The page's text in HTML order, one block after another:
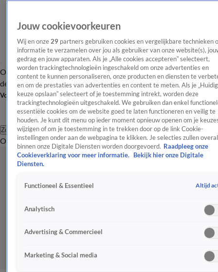
OverzichtAfleveringen Entertainment TV Algemeen
Tip
de redactieNieuwsbrief
Volg Shownieuws
Zoeken
OverzichtEntertainmentSpraakmakendRealityCrimeVideo's
Jouw cookievoorkeuren
Wij en onze 29 partners gebruiken cookies en vergelijkbare technieken
informatie te verzamelen over jou als gebruiker van onze website(s),
gedrag en jouw apparaten. Als je „Alle cookies accepteren” selecteert,
worden trackingtechnologieën ingeschakeld om onze advertenties en
content te kunnen personaliseren, onze producten en diensten te
en om de prestaties van advertenties en content te meten. Als je
keuze opslaan” selecteert of je toestemming intrekt, worden deze
trackingtechnologieën uitgeschakeld. We gebruiken dan enkel
essentiële cookies om de website goed te laten functioneren en veilig te
houden. Je kunt dit menu op ieder moment opnieuw openen om je
wijzigen of om je toestemming in te trekken door op de link Cookie-
instellingen onder aan de webpagina te klikken. Je selecties zullen overal
binnen onze Digitale Diensten worden doorgevoerd. Raadpleeg onze
Cookieverklaring voor meer informatie.
Bekijk hier onze Digitale
Diensten.
Functioneel & Essentieel Altijd
Analytisch
Advertising & Commercieel
Marketing & Social media